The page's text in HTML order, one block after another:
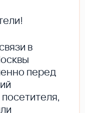
в
перед